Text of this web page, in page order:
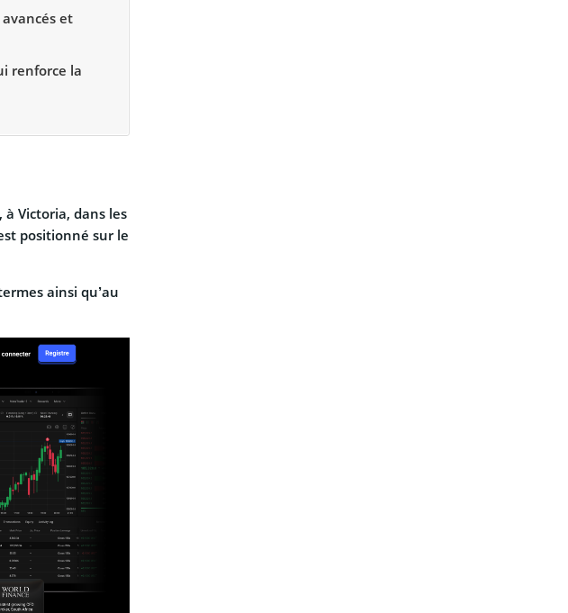
et
renforce la
Victoria, dans les
positionné sur le
ainsi qu’au